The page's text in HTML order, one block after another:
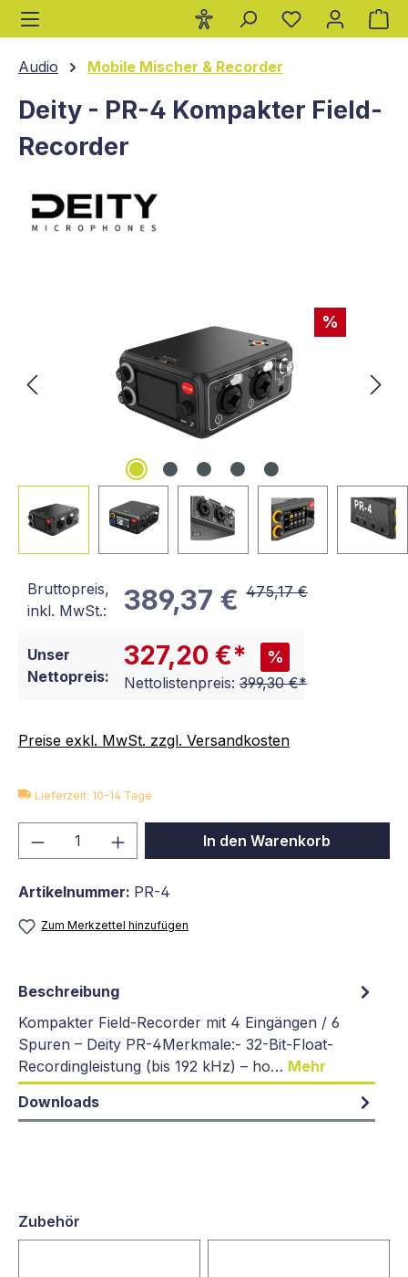
springen
Audio Mobile Mischer & Recorder
Deity - PR-4 Kompakter Field-
Recorder
%
Bruttopreis,
inkl. MwSt.:
389,37 € 475,17 €
Unser
Nettopreis:
327,20 €* %
Nettolistenpreis: 399,30 €*
Preise exkl. MwSt. zzgl. Versandkosten
Lieferzeit: 10-14 Tage
Produkt Anzahl: Gib denIn den Warenkorb
Artikelnummer: PR-4
Zum Merkzettel hinzufügen
Beschreibung
Kompakter Field-Recorder mit 4 Eingängen / 6
Spuren – Deity PR-4Merkmale:- 32-Bit-Float-
Recordingleistung (bis 192 kHz) – ho… Mehr
Downloads
Zubehör